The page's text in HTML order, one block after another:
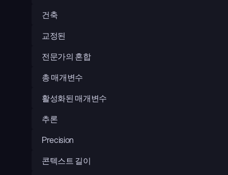
건축
교정된
전문가의 혼합
총 매개변수
활성화된 매개변수
추론
Precision
콘텍스트 길이